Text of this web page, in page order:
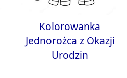
Kolorowanka
Jednorożca z Okazji
Urodzin